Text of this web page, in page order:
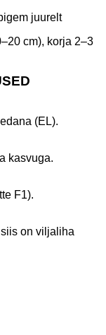
juurelt
cm), korja 2–3
(EL).
kasvuga.
F1).
on viljaliha